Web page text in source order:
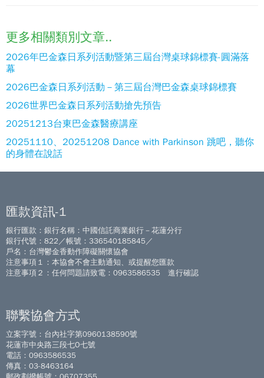
更多相關類別文章..
2026年巴金森日系列活動暨第三屆台灣桌球錦標賽-圓滿落
幕
2026巴金森日系列活動－第三屆台灣巴金森桌球錦標賽
2026世界巴金森日系列活動搶先預告
20251213台東巴金森醫療講座
20251110、20251208 Dance with Parkinson 跳吧，聽你
的身體在說話
匯款資訊-1
銀行匯款：銀行名稱：中國信託商業銀行－花蓮分行
銀行代號：822／帳號：336540185845／
戶名：台灣鬱金香動作障礙關懷協會
注意事項１：本協會不會主動通知、或提醒您匯款
注意事項２：任何問題請致電：0963586535 進行確認
聯繫協會方式
立案字號：台內社字第0960138590號
花蓮市中央路三段七O七號
電話：0963586535
傳真：03-8463164